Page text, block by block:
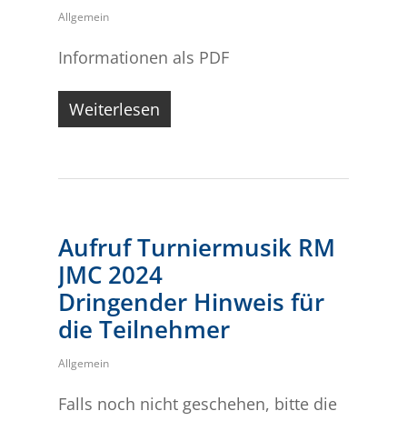
Allgemein
Informationen als PDF
Weiterlesen
Aufruf Turniermusik RM
JMC 2024
Dringender Hinweis für
die Teilnehmer
Allgemein
Falls noch nicht geschehen, bitte die